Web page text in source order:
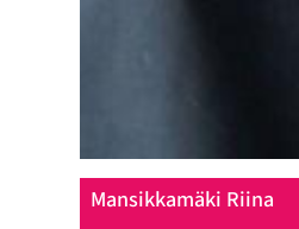
Mansikkamäki Riina